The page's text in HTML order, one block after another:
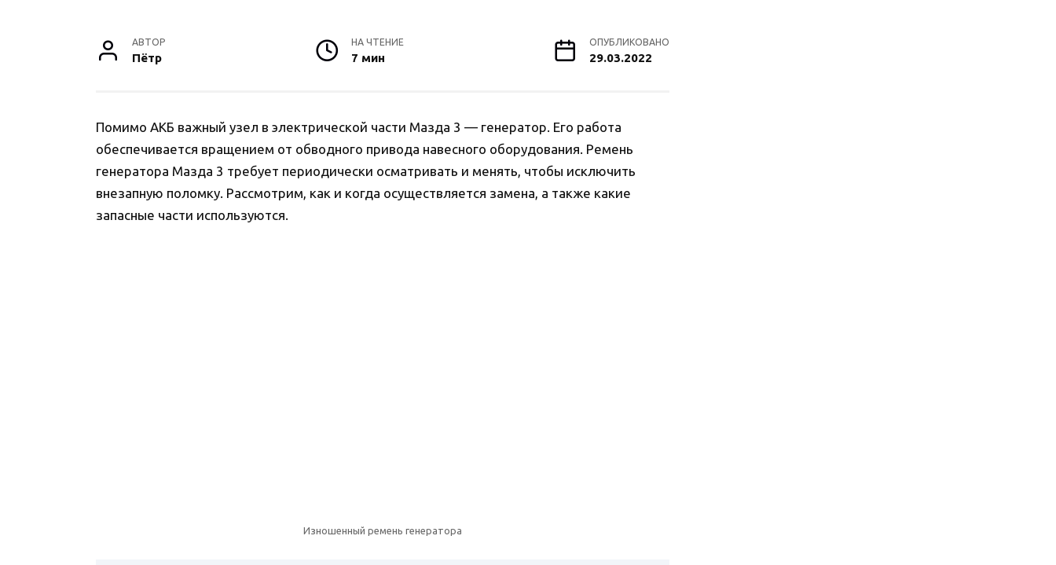
АВТОР
Пётр
НА ЧТЕНИЕ
7 мин
ОПУБЛИКОВАНО
29.03.2022
Помимо АКБ важный узел в электрической части Мазда 3 — генератор. Его работа
обеспечивается вращением от обводного привода навесного оборудования. Ремень
генератора Мазда 3 требует периодически осматривать и менять, чтобы исключить
внезапную поломку. Рассмотрим, как и когда осуществляется замена, а также какие
запасные части используются.
Изношенный ремень генератора